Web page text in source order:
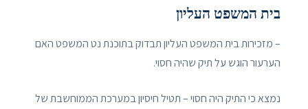
בית המשפט העליון
– מזכירות בית המשפט העליון תבדוק בתוכנת נט המשפט האם
הערעור הוגש על תיק שהיה חסוי.
נמצא כי התיק היה חסוי – תטיל חיסיון במערכת הממוחשבת של